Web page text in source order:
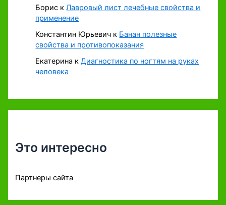
Борис кЛавровый лист лечебные свойства и
применение
Константин Юрьевич к Банан полезные
свойства и противопоказания
Екатерина к Диагностика по ногтям на руках
человека
Это интересно
Партнеры сайта